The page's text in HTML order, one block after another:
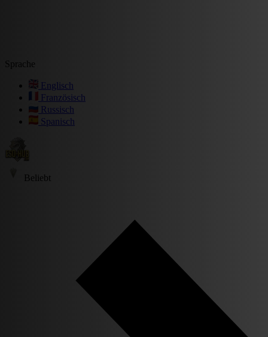
Sprache
Englisch
Französisch
Russisch
Spanisch
Beliebt